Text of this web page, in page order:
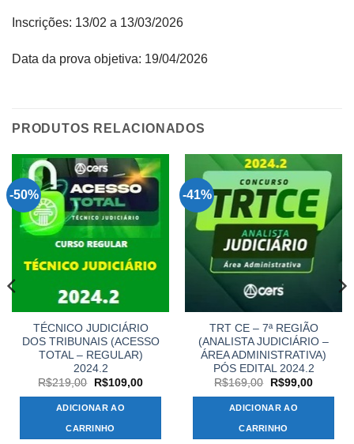
Inscrições: 13/02 a 13/03/2026
Data da prova objetiva: 19/04/2026​
PRODUTOS RELACIONADOS
-50%
TÉCNICO JUDICIÁRIO
DOS TRIBUNAIS (ACESSO
TOTAL – REGULAR)
2024.2
R$219,00
O
original
era:
R$219,00.
R$109,00O
ADICIONAR AO
CARRINHO
-41%
TRT CE – 7ª REGIÃO
(ANALISTA JUDICIÁRIO –
ÁREA ADMINISTRATIVA)
PÓS EDITAL 2024.2
R$169,00
O
original
era:
R$169,00.
R$99,00O
ADICIONAR AO
CARRINHO